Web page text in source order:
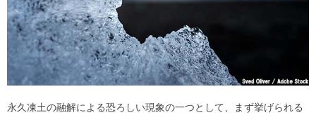
永久凍土の融解による恐ろしい現象の一つとして、まず挙げられる